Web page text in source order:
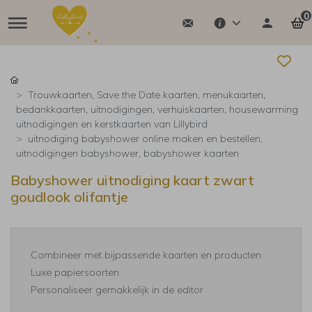
0
Trouwkaarten, Save the Date kaarten, menukaarten,
bedankkaarten, uitnodigingen, verhuiskaarten, housewarming
uitnodigingen en kerstkaarten van Lillybird
uitnodiging babyshower online maken en bestellen,
uitnodigingen babyshower, babyshower kaarten
Babyshower uitnodiging kaart zwart
goudlook olifantje
Combineer met bijpassende kaarten en producten
Luxe papiersoorten
Personaliseer gemakkelijk in de editor